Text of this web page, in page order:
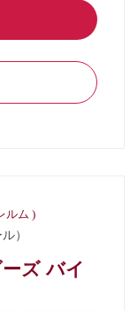
）
ズ バイ